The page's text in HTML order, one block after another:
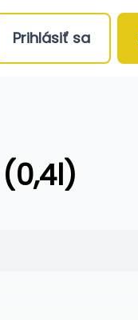
Prihlásiť sa